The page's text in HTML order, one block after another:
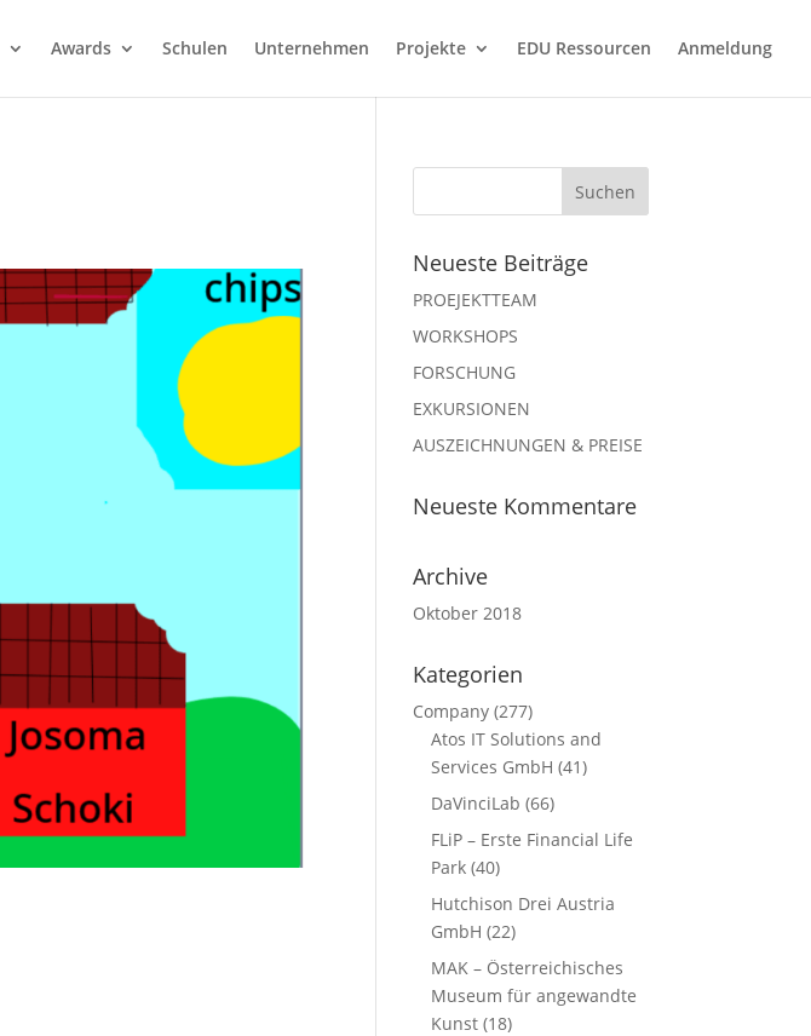
Awards Schulen Unternehmen Projekte EDU Ressourcen Anmeldung
Neueste Beiträge
PROEJEKTTEAM
WORKSHOPS
FORSCHUNG
EXKURSIONEN
AUSZEICHNUNGEN & PREISE
Neueste Kommentare
Archive
Oktober 2018
Kategorien
Company (277)
Atos IT Solutions and
Services GmbH (41)
DaVinciLab (66)
FLiP – Erste Financial Life
Park (40)
Hutchison Drei Austria
GmbH (22)
MAK – Österreichisches
Museum für angewandte
Kunst (18)